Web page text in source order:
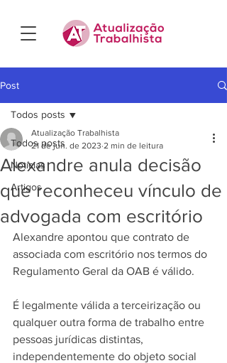
Post
Todos posts
Notícias
Artigos
Todos posts
Alexandre anula decisão
que reconheceu vínculo de
advogada com escritório
Atualização Trabalhista
21 de jun. de 2023 2 min de leitura
Alexandre apontou que contrato de
associada com escritório nos termos do
Regulamento Geral da OAB é válido.
É legalmente válida a terceirização ou
qualquer outra forma de trabalho entre
pessoas jurídicas distintas,
independentemente do objeto social